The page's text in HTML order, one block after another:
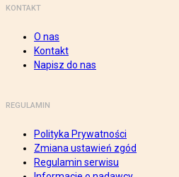
KONTAKT
O nas
Kontakt
Napisz do nas
REGULAMIN
Polityka Prywatności
Zmiana ustawień zgód
Regulamin serwisu